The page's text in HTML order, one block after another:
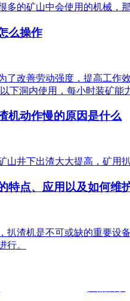
多的矿山中会使用的机械，
么操作
了改善劳动强度，提高工作
下洞内使用，每小时装矿能
机动作慢的原因是什么
山井下出渣大大提高，矿用
特点、应用以及如何维
扒渣机是不可或缺的重要设
行。